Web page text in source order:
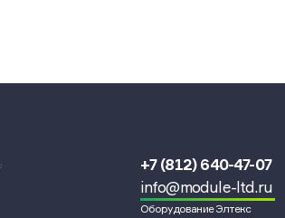
+7 (812) 640-47-07
info@module-ltd.ru
Оборудование Элтекс